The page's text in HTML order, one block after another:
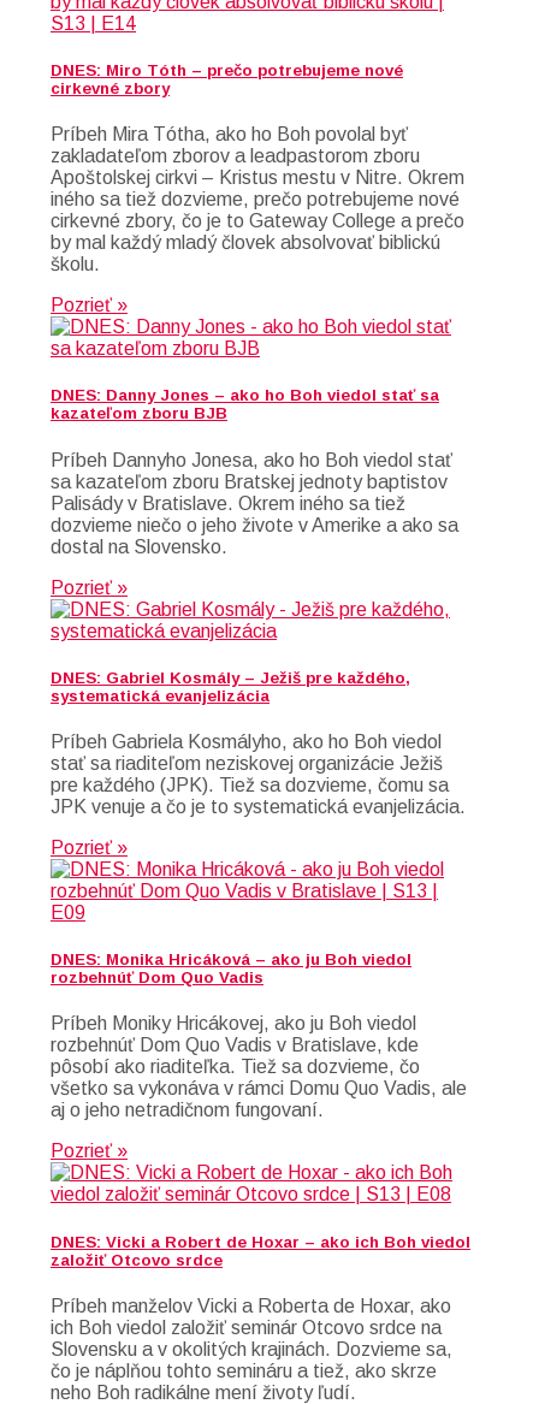
DNES: Miro Tóth – prečo potrebujeme nové
cirkevné zbory
Príbeh Mira Tótha, ako ho Boh povolal byť
zakladateľom zborov a leadpastorom zboru
Apoštolskej cirkvi – Kristus mestu v Nitre. Okrem
iného sa tiež dozvieme, prečo potrebujeme nové
cirkevné zbory, čo je to Gateway College a prečo
by mal každý mladý človek absolvovať biblickú
školu.
Pozrieť »
DNES: Danny Jones – ako ho Boh viedol stať sa
kazateľom zboru BJB
Príbeh Dannyho Jonesa, ako ho Boh viedol stať
sa kazateľom zboru Bratskej jednoty baptistov
Palisády v Bratislave. Okrem iného sa tiež
dozvieme niečo o jeho živote v Amerike a ako sa
dostal na Slovensko.
Pozrieť »
DNES: Gabriel Kosmály – Ježiš pre každého,
systematická evanjelizácia
Príbeh Gabriela Kosmályho, ako ho Boh viedol
stať sa riaditeľom neziskovej organizácie Ježiš
pre každého (JPK). Tiež sa dozvieme, čomu sa
JPK venuje a čo je to systematická evanjelizácia.
Pozrieť »
DNES: Monika Hricáková – ako ju Boh viedol
rozbehnúť Dom Quo Vadis
Príbeh Moniky Hricákovej, ako ju Boh viedol
rozbehnúť Dom Quo Vadis v Bratislave, kde
pôsobí ako riaditeľka. Tiež sa dozvieme, čo
všetko sa vykonáva v rámci Domu Quo Vadis, ale
aj o jeho netradičnom fungovaní.
Pozrieť »
DNES: Vicki a Robert de Hoxar – ako ich Boh viedol
založiť Otcovo srdce
Príbeh manželov Vicki a Roberta de Hoxar, ako
ich Boh viedol založiť seminár Otcovo srdce na
Slovensku a v okolitých krajinách. Dozvieme sa,
čo je náplňou tohto semináru a tiež, ako skrze
neho Boh radikálne mení životy ľudí.